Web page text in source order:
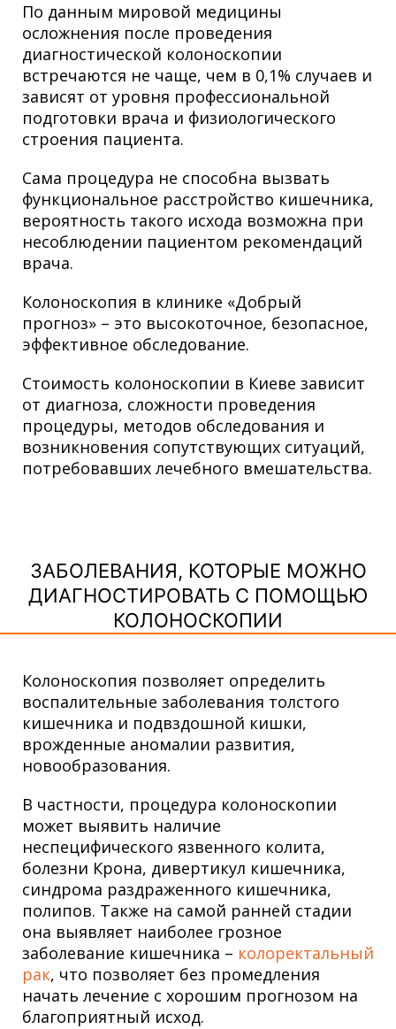
По данным мировой медицины
осложнения после проведения
диагностической колоноскопии
встречаются не чаще, чем в 0,1% случаев и
зависят от уровня профессиональной
подготовки врача и физиологического
строения пациента.
Сама процедура не способна вызвать
функциональное расстройство кишечника,
вероятность такого исхода возможна при
несоблюдении пациентом рекомендаций
врача.
Колоноскопия в клинике «Добрый
прогноз» – это высокоточное, безопасное,
эффективное обследование.
Стоимость колоноскопии в Киеве зависит
от диагноза, сложности проведения
процедуры, методов обследования и
возникновения сопутствующих ситуаций,
потребовавших лечебного вмешательства.
ЗАБОЛЕВАНИЯ, КОТОРЫЕ МОЖНО
ДИАГНОСТИРОВАТЬ С ПОМОЩЬЮ
КОЛОНОСКОПИИ
Колоноскопия позволяет определить
воспалительные заболевания толстого
кишечника и подвздошной кишки,
врожденные аномалии развития,
новообразования.
В частности, процедура колоноскопии
может выявить наличие
неспецифического язвенного колита,
болезни Крона, дивертикул кишечника,
синдрома раздраженного кишечника,
полипов. Также на самой ранней стадии
она выявляет наиболее грозное
заболевание кишечника – колоректальный
рак, что позволяет без промедления
начать лечение с хорошим прогнозом на
благоприятный исход.